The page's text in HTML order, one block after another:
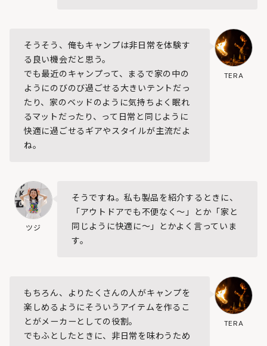
TERA
そうそう、俺もキャンプは非日常を体験す
る良い機会だと思う。
でも最近のキャンプって、まるで家の中の
ようにのびのび過ごせる大きいテントだっ
たり、家のベッドのように気持ちよく眠れ
るマットだったり、って日常と同じように
快適に過ごせるギアやスタイルが主流だよ
ね。
ツジ
そうですね。私も製品を紹介するときに、
「アウトドアでも不便なく～」とか「家と
同じように快適に～」とかよく言っていま
す。
TERA
もちろん、よりたくさんの人がキャンプを
楽しめるようにそういうアイテムを作るこ
とがメーカーとしての役割。
でもふとしたときに、非日常を味わうため